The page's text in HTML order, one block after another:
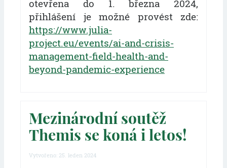
otevřena do 1. března 2024,
přihlášení je možné provést zde:
https://www.julia-
project.eu/events/ai-and-crisis-
management-field-health-and-
beyond-pandemic-experience
Mezinárodní soutěž
Themis se koná i letos!
Vytvořeno: 25. leden 2024